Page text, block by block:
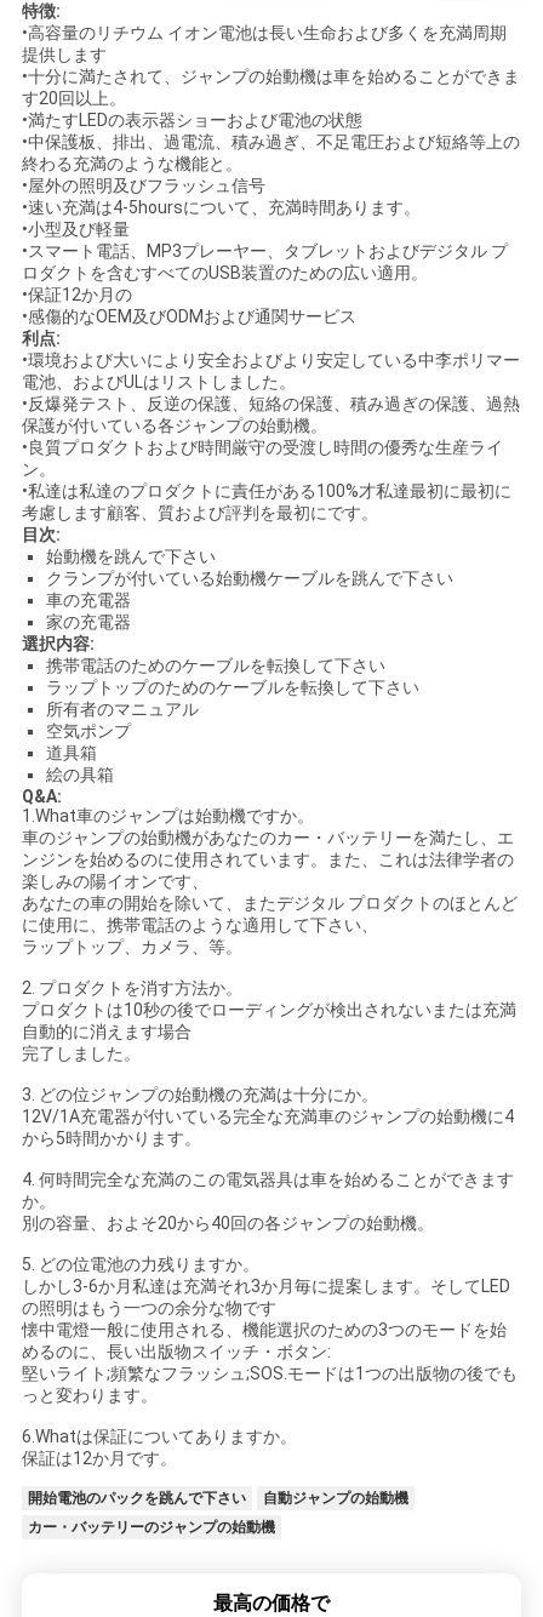
特徴:
•高容量のリチウム イオン電池は長い生命および多くを充満周期
提供します
•十分に満たされて、ジャンプの始動機は車を始めることができま
す20回以上。
•満たすLEDの表示器ショーおよび電池の状態
•中保護板、排出、過電流、積み過ぎ、不足電圧および短絡等上の
終わる充満のような機能と。
•屋外の照明及びフラッシュ信号
•速い充満は4-5hoursについて、充満時間あります。
•小型及び軽量
•スマート電話、MP3プレーヤー、タブレットおよびデジタル プ
ロダクトを含むすべてのUSB装置のための広い適用。
•保証12か月の
•感傷的なOEM及びODMおよび通関サービス
利点:
•環境および大いにより安全およびより安定している中李ポリマー
電池、およびULはリストしました。
•反爆発テスト、反逆の保護、短絡の保護、積み過ぎの保護、過熱
保護が付いている各ジャンプの始動機。
•良質プロダクトおよび時間厳守の受渡し時間の優秀な生産ライ
ン。
•私達は私達のプロダクトに責任がある100%才私達最初に最初に
考慮します顧客、質および評判を最初にです。
目次:
始動機を跳んで下さい
クランプが付いている始動機ケーブルを跳んで下さい
車の充電器
家の充電器
選択内容:
携帯電話のためのケーブルを転換して下さい
ラップトップのためのケーブルを転換して下さい
所有者のマニュアル
空気ポンプ
道具箱
絵の具箱
Q&A:
1.What車のジャンプは始動機ですか。
車のジャンプの始動機があなたのカー・バッテリーを満たし、エ
ンジンを始めるのに使用されています。また、これは法律学者の
楽しみの陽イオンです、
あなたの車の開始を除いて、またデジタル プロダクトのほとんど
に使用に、携帯電話のような適用して下さい、
ラップトップ、カメラ、等。
2. プロダクトを消す方法か。
プロダクトは10秒の後でローディングが検出されないまたは充満
自動的に消えます場合
完了しました。
3. どの位ジャンプの始動機の充満は十分にか。
12V/1A充電器が付いている完全な充満車のジャンプの始動機に4
から5時間かかります。
4. 何時間完全な充満のこの電気器具は車を始めることができます
か。
別の容量、およそ20から40回の各ジャンプの始動機。
5. どの位電池の力残りますか。
しかし3-6か月私達は充満それ3か月毎に提案します。そしてLED
の照明はもう一つの余分な物です
懐中電燈一般に使用される、機能選択のための3つのモードを始
めるのに、長い出版物スイッチ・ボタン:
堅いライト;頻繁なフラッシュ;SOS.モードは1つの出版物の後でも
っと変わります。
6.Whatは保証についてありますか。
保証は12か月です。
開始電池のパックを跳んで下さい
自動ジャンプの始動機
カー・バッテリーのジャンプの始動機
最高の価格で